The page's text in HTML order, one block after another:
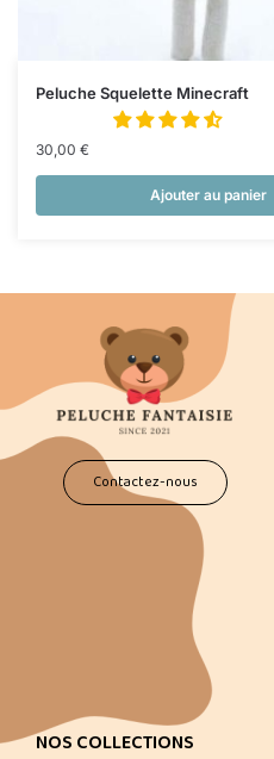
Peluche Squelette Minecraft
30,00 €
Ajouter au panier
Contactez-nous
NOS COLLECTIONS